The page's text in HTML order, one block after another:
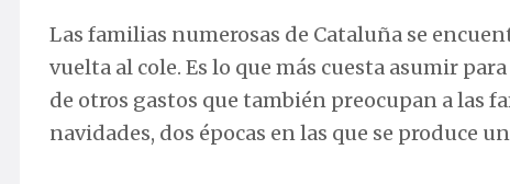
Las familias numerosas de Cataluña se
vuelta al cole. Es lo que más cuesta asumir
de otros gastos que también preocupan a las
navidades, dos épocas en las que se produce